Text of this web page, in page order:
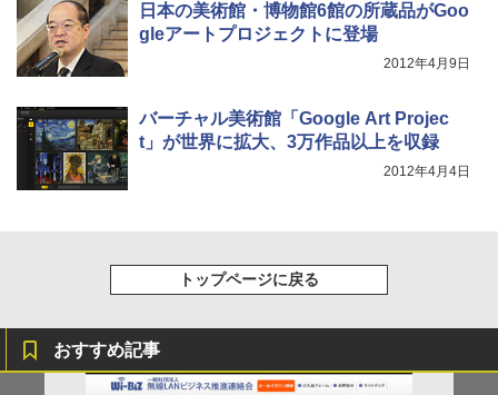
日本の美術館・博物館6館の所蔵品がGoo
gleアートプロジェクトに登場
2012年4月9日
バーチャル美術館「Google Art Projec
t」が世界に拡大、3万作品以上を収録
2012年4月4日
トップページに戻る
おすすめ記事